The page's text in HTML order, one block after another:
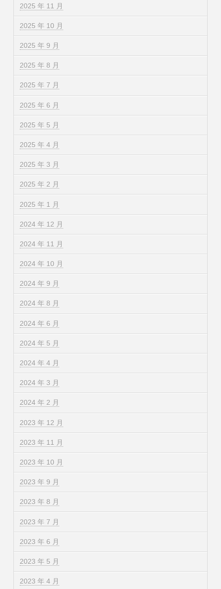
2025 年 11 月
2025 年 10 月
2025 年 9 月
2025 年 8 月
2025 年 7 月
2025 年 6 月
2025 年 5 月
2025 年 4 月
2025 年 3 月
2025 年 2 月
2025 年 1 月
2024 年 12 月
2024 年 11 月
2024 年 10 月
2024 年 9 月
2024 年 8 月
2024 年 6 月
2024 年 5 月
2024 年 4 月
2024 年 3 月
2024 年 2 月
2023 年 12 月
2023 年 11 月
2023 年 10 月
2023 年 9 月
2023 年 8 月
2023 年 7 月
2023 年 6 月
2023 年 5 月
2023 年 4 月